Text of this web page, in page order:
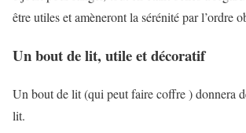
être utiles et amèneront la sérénité par l’ordre
Un bout de lit, utile et décoratif
Un bout de lit (qui peut faire coffre ) donnera
lit.